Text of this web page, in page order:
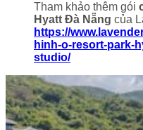
Tham khảo thêm gói
Hyatt Đà Nẵng của
https://
hinh-o-resort-park-
studio/